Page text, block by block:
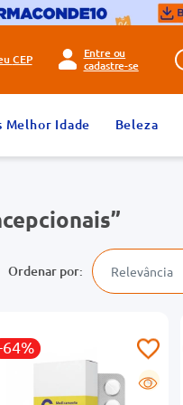
CEP
Entre ou
cadastre-se
Melhor Idade Beleza
Relevância
64%
G